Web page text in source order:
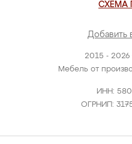
2015 -
Мебель от
ИНН:
ОГРНИП:
СХЕМА
Добавить